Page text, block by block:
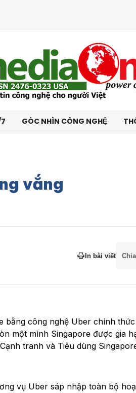
GÓC NHÌN CÔNG NGHỆ
vắng
In bài viết
bằng công nghệ Uber chính
một mình Singapore được gia
tranh và Tiêu dùng
vụ Uber sáp nhập toàn bộ